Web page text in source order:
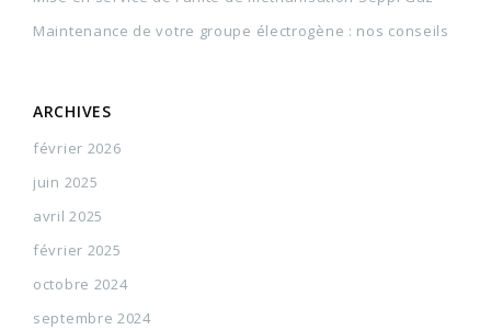
Maintenance de votre groupe électrogène : nos conseils
ARCHIVES
février 2026
juin 2025
avril 2025
février 2025
octobre 2024
septembre 2024